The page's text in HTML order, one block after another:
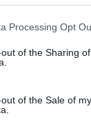
Processing Opt
of the Sharing
of the Sale of my
da Napoli